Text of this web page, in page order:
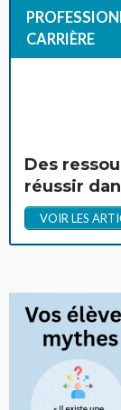
CARRIÈRE
Des
réussir
VOIR LES